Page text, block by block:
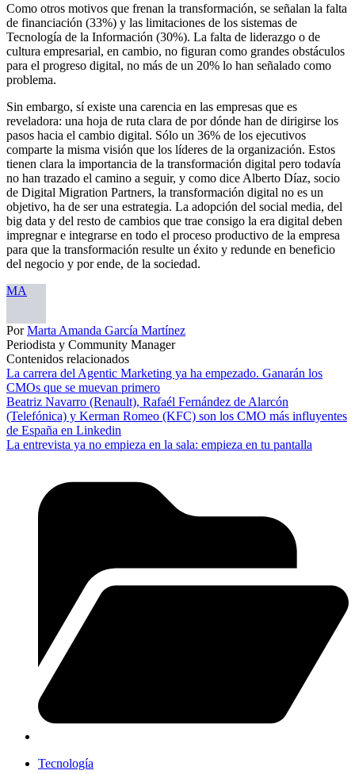
Como otros motivos que frenan la transformación, se señalan la falta
de financiación (33%) y las limitaciones de los sistemas de
Tecnología de la Información (30%). La falta de liderazgo o de
cultura empresarial, en cambio, no figuran como grandes obstáculos
para el progreso digital, no más de un 20% lo han señalado como
problema.
Sin embargo, sí existe una carencia en las empresas que es
reveladora: una hoja de ruta clara de por dónde han de dirigirse los
pasos hacia el cambio digital. Sólo un 36% de los ejecutivos
comparte la misma visión que los líderes de la organización. Estos
tienen clara la importancia de la transformación digital pero todavía
no han trazado el camino a seguir, y como dice Alberto Díaz, socio
de Digital Migration Partners, la transformación digital no es un
objetivo, ha de ser una estrategia. La adopción del social media, del
big data y del resto de cambios que trae consigo la era digital deben
impregnar e integrarse en todo el proceso productivo de la empresa
para que la transformación resulte un éxito y redunde en beneficio
del negocio y por ende, de la sociedad.
MA
PorMarta Amanda García Martínez
Periodista y Community Manager
Contenidos relacionados
La carrera del Agentic Marketing ya ha empezado. Ganarán los
CMOs que se muevan primero
Beatriz Navarro (Renault), Rafaél Fernández de Alarcón
(Telefónica) y Kerman Romeo (KFC) son los CMO más influyentes
de España en Linkedin
La entrevista ya no empieza en la sala: empieza en tu pantalla
Tecnología